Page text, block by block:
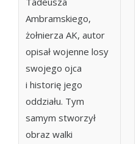
Ambramskiego,
żołnierza AK, autor
opisał wojenne losy
swojego ojca
i historię jego
oddziału. Tym
samym stworzył
obraz walki